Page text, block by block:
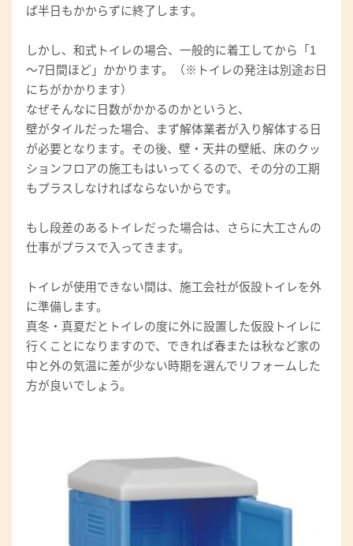
ば半日もかからずに終了します。
しかし、和式トイレの場合、一般的に着工してから「1
～7日間ほど」かかります。（※トイレの発注は別途お日
にちがかかります）
なぜそんなに日数がかかるのかというと、
壁がタイルだった場合、まず解体業者が入り解体する日
が必要となります。その後、壁・天井の壁紙、床のクッ
ションフロアの施工もはいってくるので、その分の工期
もプラスしなければならないからです。
もし段差のあるトイレだった場合は、さらに大工さんの
仕事がプラスで入ってきます。
トイレが使用できない間は、施工会社が仮設トイレを外
に準備します。
真冬・真夏だとトイレの度に外に設置した仮設トイレに
行くことになりますので、できれば春または秋など家の
中と外の気温に差が少ない時期を選んでリフォームした
方が良いでしょう。